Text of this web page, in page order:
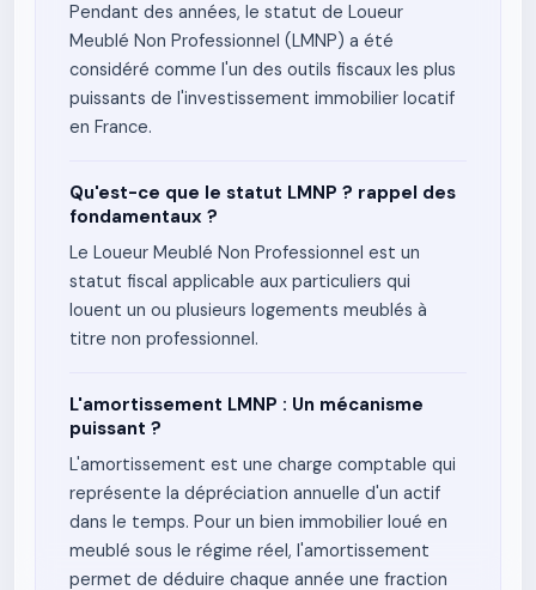
Pendant des années, le statut de Loueur
Meublé Non Professionnel (LMNP) a été
considéré comme l'un des outils fiscaux les plus
puissants de l'investissement immobilier locatif
en France.
Qu'est-ce que le statut LMNP ? rappel des
fondamentaux ?
Le Loueur Meublé Non Professionnel est un
statut fiscal applicable aux particuliers qui
louent un ou plusieurs logements meublés à
titre non professionnel.
L'amortissement LMNP : Un mécanisme
puissant ?
L'amortissement est une charge comptable qui
représente la dépréciation annuelle d'un actif
dans le temps. Pour un bien immobilier loué en
meublé sous le régime réel, l'amortissement
permet de déduire chaque année une fraction